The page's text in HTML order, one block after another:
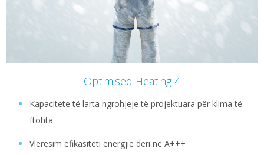
Optimised Heating 4
Kapacitete të larta ngrohjeje të projektuara për klima të
ftohta
Vlerësim efikasiteti energjie deri në A+++